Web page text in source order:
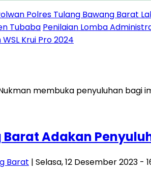
Polres Tulang Bawang Barat
Tubaba Penilaian Lomba
Krui Pro 2024
Barat Adakan
Barat | Selasa, 12 Desember 2023 -